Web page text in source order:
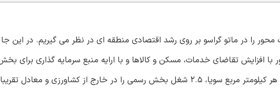
را در ماتو گراسو بر روی رشد اقتصادی منطقه ای در نظر می گیریم. در این
افزایش تقاضای خدمات، مسکن و کالاها و با ارایه منبع سرمایه گذاری برای